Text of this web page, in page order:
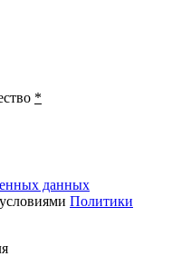
*
данных
Политики